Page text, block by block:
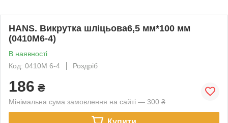
HANS. Викрутка шліцьова6,5 мм*100 мм
(0410M6-4)
В наявності
Код: 0410M 6-4
Роздріб
186 ₴
Мінімальна сума замовлення на сайті — 300 ₴